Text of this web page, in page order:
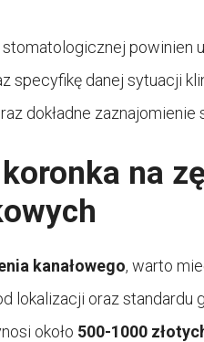
powinien
specyfikę danej sytuacji
dokładne zaznajomienie
na
kanałowego, warto
lokalizacji oraz
około 500-1000